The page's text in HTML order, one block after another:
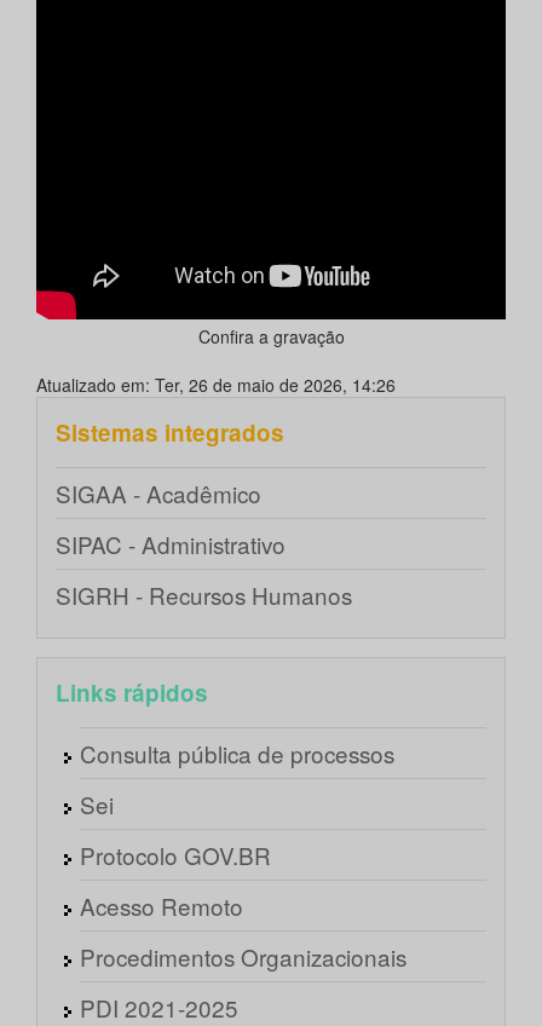
Confira a gravação
Atualizado em: Ter, 26 de maio de 2026, 14:26
Sistemas integrados
SIGAA - Acadêmico
SIPAC - Administrativo
SIGRH - Recursos Humanos
Links rápidos
Consulta pública de processos
Sei
Protocolo GOV.BR
Acesso Remoto
Procedimentos Organizacionais
PDI 2021-2025